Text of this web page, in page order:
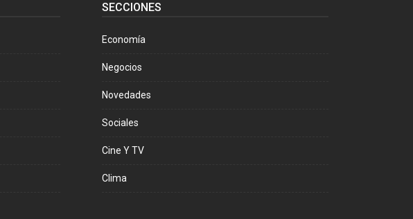
SECCIONES
Economía
Negocios
Novedades
Sociales
Cine Y TV
Clima